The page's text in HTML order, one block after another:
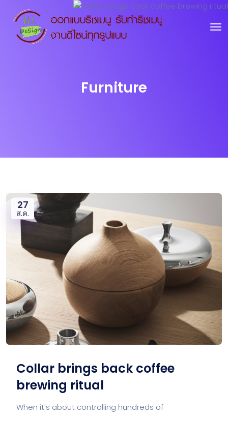
Furniture
27
ส.ค.
Collar brings back coffee
brewing ritual
When it's about controlling hundreds of